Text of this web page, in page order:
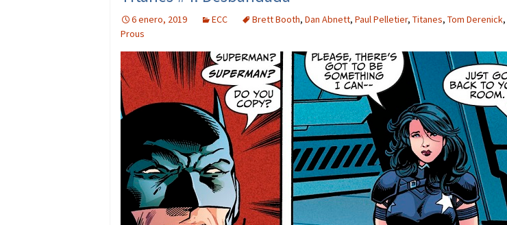
6 enero, 2019 ECC Brett Booth, Dan Abnett, Paul Pelletier, Titanes, Tom Derenick,
Prous